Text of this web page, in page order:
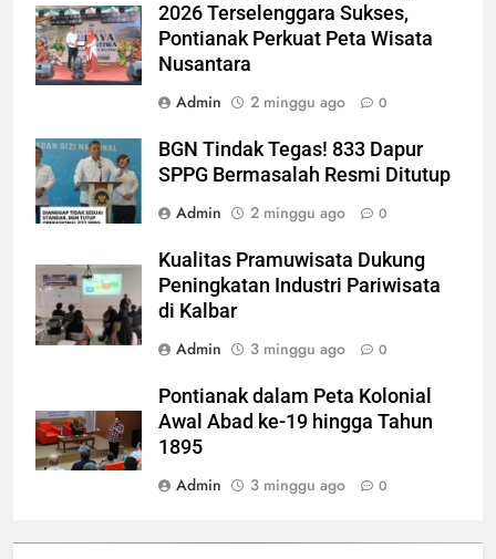
2026 Terselenggara Sukses,
Pontianak Perkuat Peta Wisata
Nusantara
Admin
2 minggu ago 0
BGN Tindak Tegas! 833 Dapur
SPPG Bermasalah Resmi Ditutup
Admin
2 minggu ago 0
Kualitas Pramuwisata Dukung
Peningkatan Industri Pariwisata
di Kalbar
Admin
3 minggu ago 0
Pontianak dalam Peta Kolonial
Awal Abad ke-19 hingga Tahun
1895
Admin
3 minggu ago 0